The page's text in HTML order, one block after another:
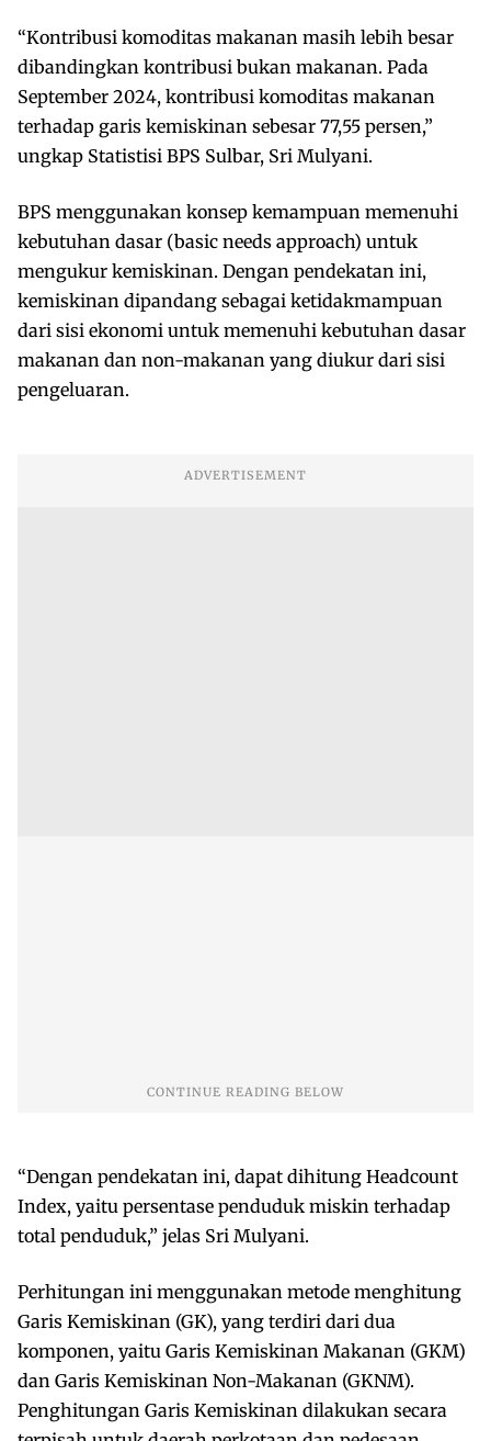
“Kontribusi komoditas makanan masih lebih besar
dibandingkan kontribusi bukan makanan. Pada
September 2024, kontribusi komoditas makanan
terhadap garis kemiskinan sebesar 77,55 persen,”
ungkap Statistisi BPS Sulbar, Sri Mulyani.
BPS menggunakan konsep kemampuan memenuhi
kebutuhan dasar (basic needs approach) untuk
mengukur kemiskinan. Dengan pendekatan ini,
kemiskinan dipandang sebagai ketidakmampuan
dari sisi ekonomi untuk memenuhi kebutuhan dasar
makanan dan non-makanan yang diukur dari sisi
pengeluaran.
“Dengan pendekatan ini, dapat dihitung Headcount
Index, yaitu persentase penduduk miskin terhadap
total penduduk,” jelas Sri Mulyani.
Perhitungan ini menggunakan metode menghitung
Garis Kemiskinan (GK), yang terdiri dari dua
komponen, yaitu Garis Kemiskinan Makanan (GKM)
dan Garis Kemiskinan Non-Makanan (GKNM).
Penghitungan Garis Kemiskinan dilakukan secara